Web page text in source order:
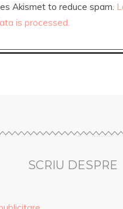
Akismet to reduce spam.
is processed.
SCRIU DESPRE